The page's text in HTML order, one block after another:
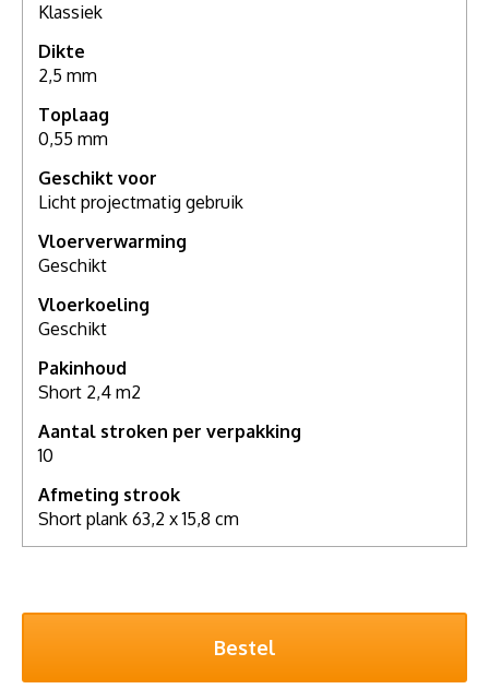
Klassiek
Dikte
2,5 mm
Toplaag
0,55 mm
Geschikt voor
Licht projectmatig gebruik
Vloerverwarming
Geschikt
Vloerkoeling
Geschikt
Pakinhoud
Short 2,4 m2
Aantal stroken per verpakking
10
Afmeting strook
Short plank 63,2 x 15,8 cm